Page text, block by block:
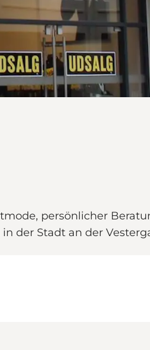
persönlicher
der Stadt an der